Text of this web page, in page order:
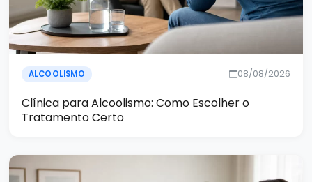
ALCOOLISMO 08/08/2026
Clínica para Alcoolismo: Como Escolher o
Tratamento Certo